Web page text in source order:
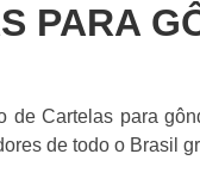
PARA
de Cartelas para
de todo o Brasil